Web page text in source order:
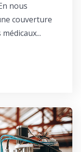
nous
couverture